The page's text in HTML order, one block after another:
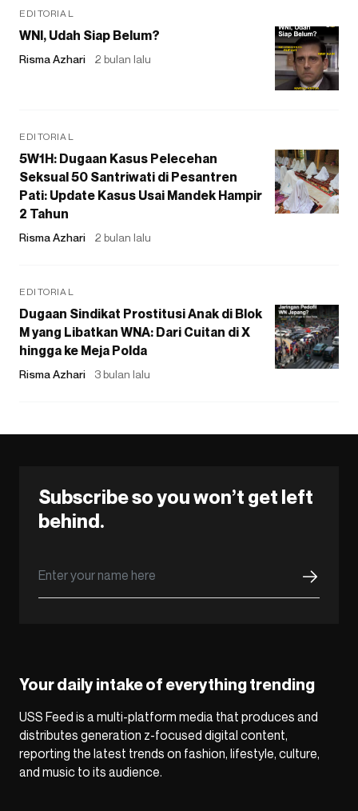
EDITORIAL
WNI, Udah Siap Belum?
Risma Azhari 2 bulan lalu
EDITORIAL
5W1H: Dugaan Kasus Pelecehan
Seksual 50 Santriwati di Pesantren
Pati: Update Kasus Usai Mandek Hampir
2 Tahun
Risma Azhari 2 bulan lalu
EDITORIAL
Dugaan Sindikat Prostitusi Anak di Blok
M yang Libatkan WNA: Dari Cuitan di X
hingga ke Meja Polda
Risma Azhari 3 bulan lalu
Subscribe so you won’t get left
behind.
Your daily intake of everything trending
USS Feed is a multi-platform media that produces and
distributes generation z-focused digital content,
reporting the latest trends on fashion, lifestyle, culture,
and music to its audience.